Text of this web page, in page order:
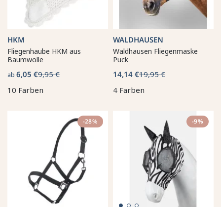
HKM
Fliegenhaube HKM aus
Baumwolle
ab 6,05 €9,95 €
10 Farben
WALDHAUSEN
Waldhausen Fliegenmaske
Puck
14,14 €19,95 €
4 Farben
-28% -9%